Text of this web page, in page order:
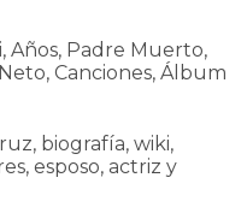
Años, Padre Muerto,
Canciones, Álbum
biografía, wiki,
esposo, actriz y